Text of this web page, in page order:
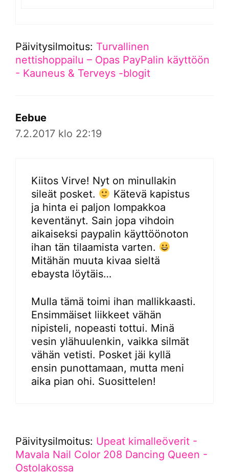
Päivitysilmoitus: Turvallinen
nettishoppailu – Opas PayPalin käyttöön
- Kauneus & Terveys -blogit
Eebue
7.2.2017 klo 22:19
Kiitos Virve! Nyt on minullakin
sileät posket.
Kätevä kapistus
ja hinta ei paljon lompakkoa
keventänyt. Sain jopa vihdoin
aikaiseksi paypalin käyttöönoton
ihan tän tilaamista varten.
Mitähän muuta kivaa sieltä
ebaysta löytäis…
Mulla tämä toimi ihan mallikkaasti.
Ensimmäiset liikkeet vähän
nipisteli, nopeasti tottui. Minä
vesin ylähuulenkin, vaikka silmät
vähän vetisti. Posket jäi kyllä
ensin punottamaan, mutta meni
aika pian ohi. Suosittelen!
Päivitysilmoitus: Upeat kimalleöverit -
Mavala Nail Color 208 Dancing Queen -
Ostolakossa